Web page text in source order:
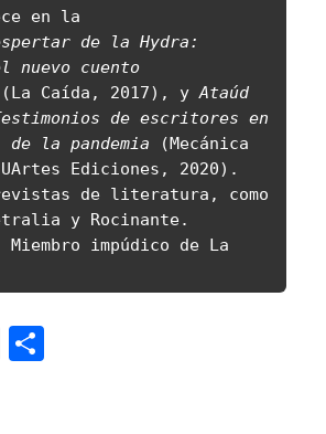
en la
de la Hydra:
nuevo cuento
(La Caída, 2017), y Ataúd
de escritores en
la pandemia (Mecánica
Ediciones, 2020).
de literatura, como
y Rocinante.
impúdico de La
EmailCompartir